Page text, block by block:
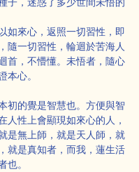
如來心，返照一切習性，即
隨一切習性，輪迴於苦海人
首，不懵懂。未悟者，隨心
本心。
初的覺是智慧也。方便與智
人性上會顯現如來心的人，
是無上師，就是天人師，就
就是真知者，而我，蓮生活
也。